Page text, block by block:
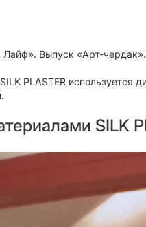
Лайф». Выпуск «Арт-
PLASTER
SILK